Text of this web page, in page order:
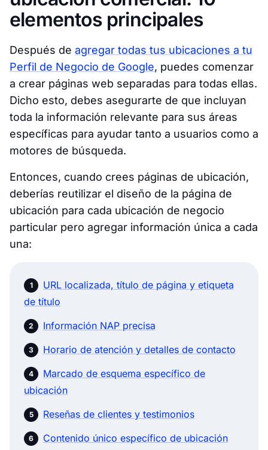
elementos principales
Después de agregar todas tus ubicaciones a tu
Perfil de Negocio de Google, puedes comenzar
a crear páginas web separadas para todas ellas.
Dicho esto, debes asegurarte de que incluyan
toda la información relevante para sus áreas
específicas para ayudar tanto a usuarios como a
motores de búsqueda.
Entonces, cuando crees páginas de ubicación,
deberías reutilizar el diseño de la página de
ubicación para cada ubicación de negocio
particular pero agregar información única a cada
una:
URL localizada, título de página y etiqueta
de título
Información NAP precisa
Horario de atención y detalles de contacto
Marcado de esquema específico de
ubicación
Reseñas de clientes y testimonios
Contenido único específico de ubicación